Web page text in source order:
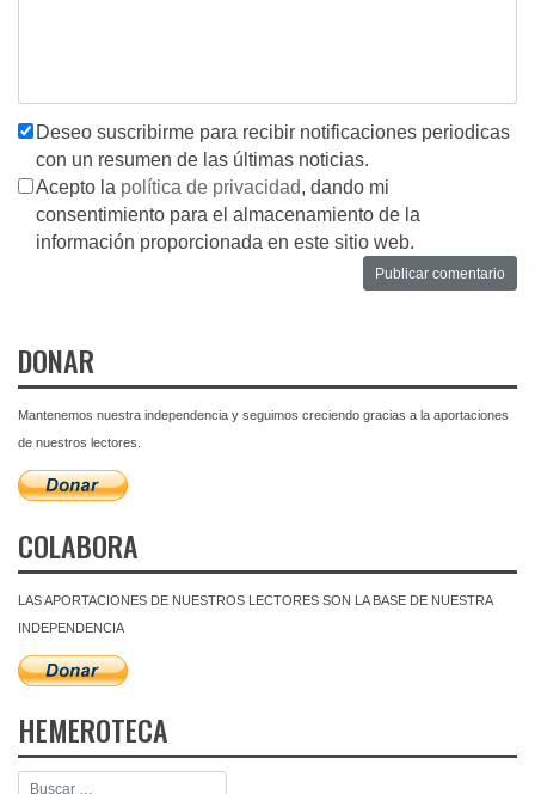
Deseo suscribirme para recibir notificaciones periodicas
con un resumen de las últimas noticias.
Acepto la política de privacidad, dando mi
consentimiento para el almacenamiento de la
información proporcionada en este sitio web.
DONAR
Mantenemos nuestra independencia y seguimos creciendo gracias a la aportaciones
de nuestros lectores.
COLABORA
LAS APORTACIONES DE NUESTROS LECTORES SON LA BASE DE NUESTRA
INDEPENDENCIA
HEMEROTECA